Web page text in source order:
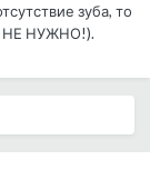
зуба, то
НЕ НУЖНО!).